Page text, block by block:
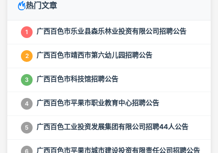
热门文章
1 广西百色市乐业县森乐林业投资有限公司招聘公告
2 广西百色市靖西市第六幼儿园招聘公告
3 广西百色市科技馆招聘公告
4 广西百色市平果市职业教育中心招聘公告
5 广西百色工业投资发展集团有限公司招聘44人公告
6 广西百色市平果市城市建设投资有限责任公司招聘公告